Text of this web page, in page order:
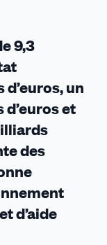
9,3
un
et
des
d’aide